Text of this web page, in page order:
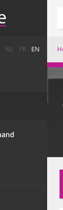
NL FR EN